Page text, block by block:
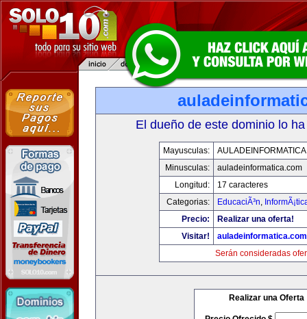
El dueño de este dominio lo
Mayusculas:
Minusculas:
auladeinformatica.com
Longitud:
17 caracteres
Categorias:
EducaciÃ³n,
Precio:
Realizar una oferta!
Visitar!
auladeinformatica.com
Serán consideradas
Realizar una Oferta